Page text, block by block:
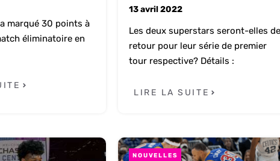
marqué 30 points à
éliminatoire en
13 avril 2022
Les deux superstars seront-elles
retour pour leur série de premier
tour respective? Détails :
LIRE LA SUITE
NOUVELLES